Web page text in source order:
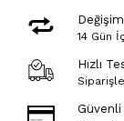
14 Gün
Hızlı
Güvenli